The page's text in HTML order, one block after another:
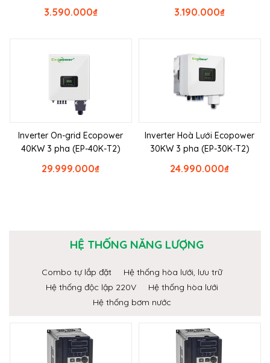
₫
3.590.000 ₫
3.190.000
Inverter On-grid Ecopower
40KW 3 pha (EP-40K-T2)
₫
29.999.000
Inverter Hoà Lưới Ecopower
30KW 3 pha (EP-30K-T2)
₫
24.990.000
HỆ THỐNG NĂNG LƯỢNG
Combo tự lắp đặt
Hệ thống hòa lưới, lưu trữ
Hệ thống độc lập 220V
Hệ thống hòa lưới
Hệ thống bơm nước